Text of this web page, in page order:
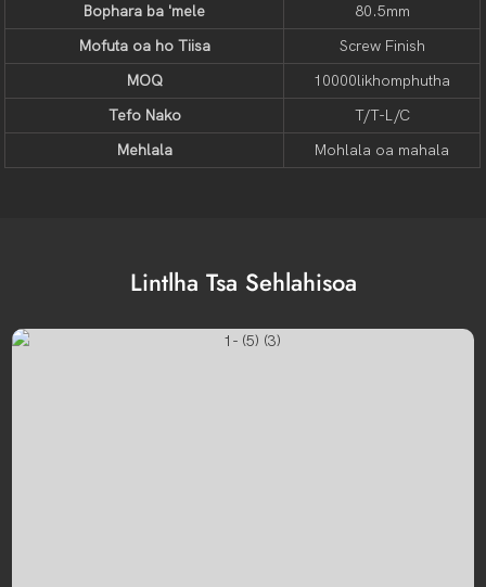
Bophara ba 'mele
80.5mm
Mofuta oa ho Tiisa
Screw Finish
MOQ
10000likhomphutha
Tefo Nako
T/T-L/C
Mehlala
Mohlala oa mahala
Lintlha Tsa Sehlahisoa